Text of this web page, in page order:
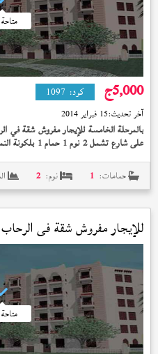
5,000ج كود: 1097
آخر تحديث:15 فبراير 2014
بالمرحلة الخامسة للإيجار مفروش شقة في
على شارع تشمل 2 نوم 1 حمام 1 بلكونة النموذج (
حمامات: 1 نوم: 2
للإيجار مفروش شقة فيالرحاب